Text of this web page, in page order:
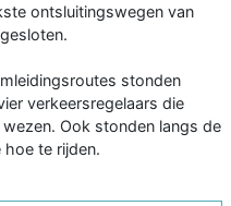
ontsluitingswegen van
stonden
verkeersregelaars die
Ook stonden langs de
te rijden.